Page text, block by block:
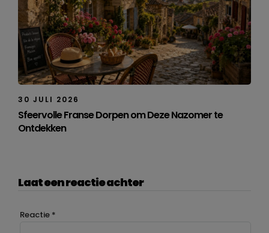
30 JULI 2026
Sfeervolle Franse Dorpen om Deze Nazomer te
Ontdekken
Laat een reactie achter
Reactie *